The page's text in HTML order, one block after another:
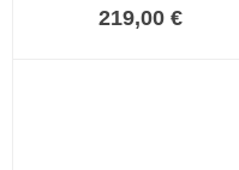
219,00 €